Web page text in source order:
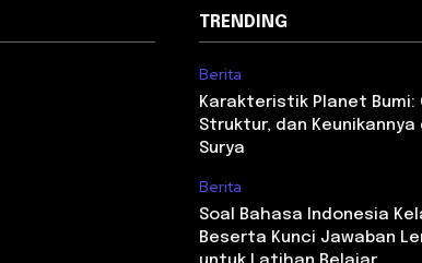
TRENDING
Berita
Karakteristik Planet Bumi:
Struktur, dan Keunikannya
Surya
Berita
Soal Bahasa Indonesia
Beserta Kunci Jawaban